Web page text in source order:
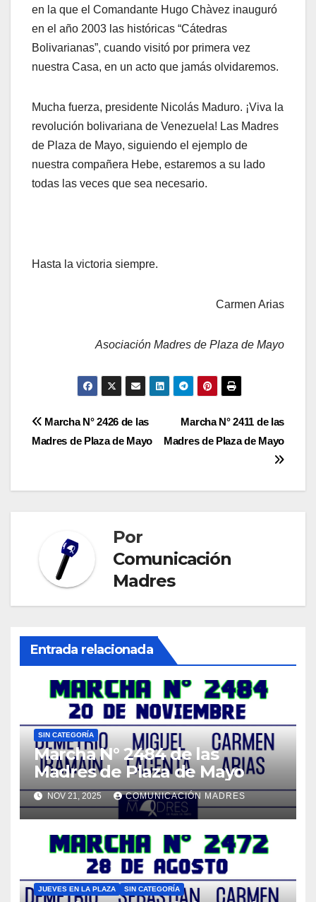
en la que el Comandante Hugo Chàvez inauguró
en el año 2003 las históricas “Cátedras
Bolivarianas”, cuando visitó por primera vez
nuestra Casa, en un acto que jamás olvidaremos.
Mucha fuerza, presidente Nicolás Maduro. ¡Viva la
revolución bolivariana de Venezuela! Las Madres
de Plaza de Mayo, siguiendo el ejemplo de
nuestra compañera Hebe, estaremos a su lado
todas las veces que sea necesario.
Hasta la victoria siempre.
Carmen Arias
Asociación Madres de Plaza de Mayo
Navegación
entradas
Marcha N° 2411 de las
Madres de Plaza de Mayo
Marcha N° 2426 de las
Madres de Plaza de Mayo
Por
Comunicación
Madres
Entrada relacionada
SIN CATEGORÍA
Marcha N° 2484 de las
Madres de Plaza de Mayo
NOV 21, 2025 COMUNICACIÓN MADRES
JUEVES EN LA PLAZA SIN CATEGORÍA